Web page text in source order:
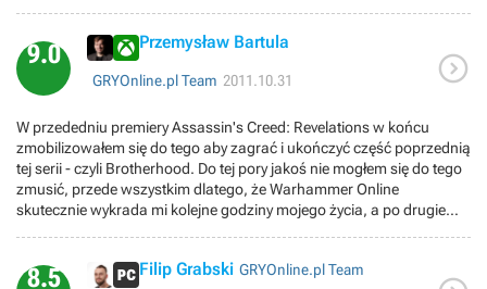
uważam że postać Edzio lepiej jest przedstawiona jako lider bractwa
dodatkowe cele do osiągnięcia 100 % synchronizacji ( co podnosi
poziom trudności i satysfakcji ) oraz duża ilość misji
skradankowych. Wisienką na torcie jest sporo czasu spędzonego
jest jeszcze prolog i epilog . Podsumowując dobra gra.
9.0 Przemysław Bartula
GRYOnline.pl Team 2011.10.31 
W przededniu premiery Assassin's Creed: Revelations w końcu
zmobilizowałem się do tego aby zagrać i ukończyć część poprzednią
tej serii - czyli Brotherhood. Do tej pory jakoś nie mogłem się do tego
zmusić, przede wszystkim dlatego, że Warhammer Online
skutecznie wykrada mi kolejne godziny mojego życia, a po drugie
okazało się błędne, bo Brotherhood wart był tej ceny, a tym bardziej
8.5 Filip Grabski GRYOnline.pl Team